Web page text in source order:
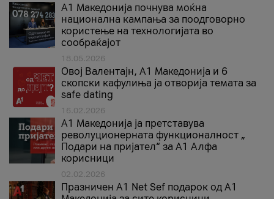
A1 Македонија почнува моќна
национална кампања за поодговорно
користење на технологијата во
сообраќајот
18.05.2026
Овој Валентајн, A1 Македонија и 6
скопски кафулиња ја отворија темата за
safe dating
16.02.2026
А1 Македонија ја претставува
револуционерната функционалност „
Подари на пријател“ за А1 Алфа
корисници
02.02.2026
Празничен A1 Net Sеf подарок од А1